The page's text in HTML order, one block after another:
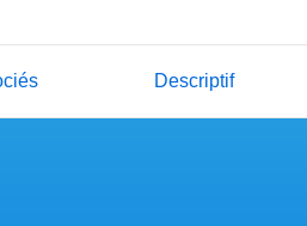
Descriptif